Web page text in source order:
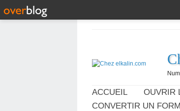
ACCUEIL OUVRIR
CONVERTIR UN